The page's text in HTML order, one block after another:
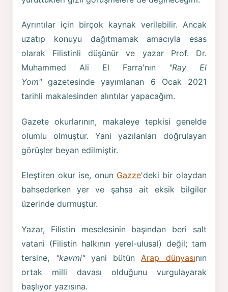
Ayrıntılar için birçok kaynak verilebilir. Ancak
uzatıp konuyu dağıtmamak amacıyla esas
olarak Filistinli düşünür ve yazar Prof. Dr.
Muhammed Ali El Farra'nın "Ray El
Yom"gazetesinde yayımlanan 6 Ocak 2021
tarihli makalesinden alıntılar yapacağım.
Gazete okurlarının, makaleye tepkisi genelde
olumlu olmuştur. Yani yazılanları doğrulayan
görüşler beyan edilmiştir.
Eleştiren okur ise, onun Gazze'deki bir olaydan
bahsederken yer ve şahsa ait eksik bilgiler
üzerinde durmuştur.
Yazar, Filistin meselesinin başından beri salt
vatani (Filistin halkının yerel-ulusal) değil; tam
tersine, "kavmi"yani bütün Arap dünyasının
ortak milli davası olduğunu vurgulayarak
başlıyor yazısına.